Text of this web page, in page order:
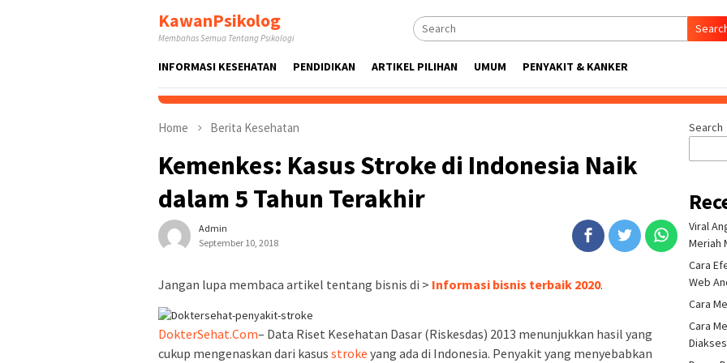
KawanPsikolog
Membahas Semua Tentang Psikologi
INFORMASI KESEHATAN PENDIDIKAN ARTIKEL PILIHAN UMUM PENYAKIT & KANKER
Home Berita Kesehatan
Kemenkes: Kasus Stroke di Indonesia Naik
dalam 5 Tahun Terakhir
Admin
September 10, 2018
Jangan lupa membaca artikel tentang bisnis di > Informasi bisnis terbaik 2020.
DokterSehat.Com– Data Riset Kesehatan Dasar (Riskesdas) 2013 menunjukkan hasil yang
cukup mengenaskan dari kasus stroke yang ada di Indonesia. Penyakit yang menyebabkan
Search
Viral
Meriah
Cara
Web
Cara
Cara
Diakses